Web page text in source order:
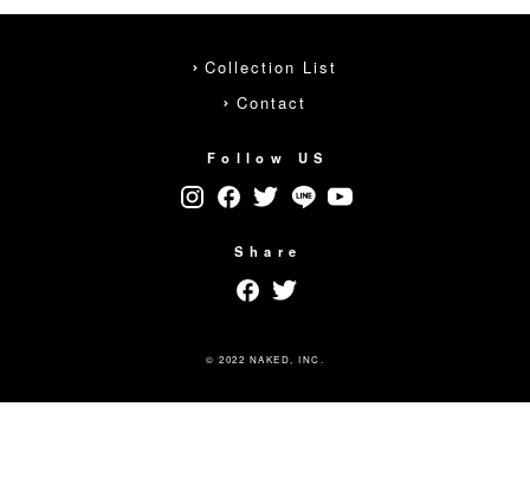
Collection List
Contact
Follow US
Share
© 2022 NAKED, INC.